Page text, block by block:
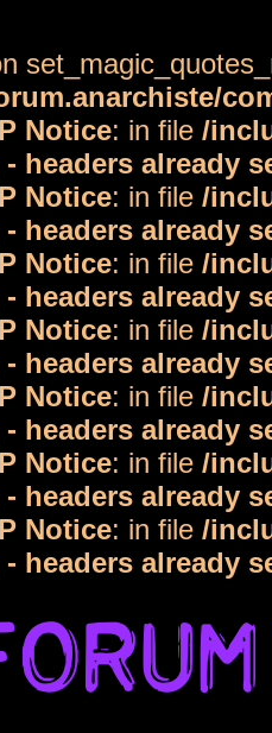
Notice: in file /
headers already
Notice: in file /
headers already
Notice: in file /
headers already
Notice: in file /
headers already
Notice: in file /
headers already
Notice: in file /
headers already
Notice: in file /
headers already